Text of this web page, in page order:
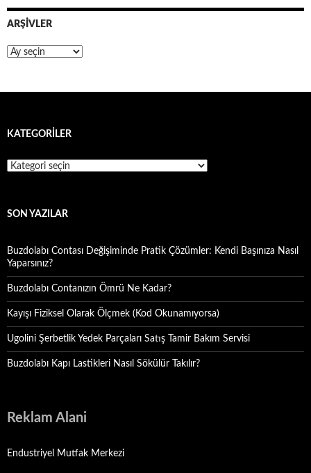
ARŞIVLER
Arşivler
KATEGORILER
Kategoriler
SON YAZILAR
Buzdolabı Contası Değişiminde Pratik Çözümler: Kendi Başınıza Nasıl
Yaparsınız?
Buzdolabı Contanızın Ömrü Ne Kadar?
Kayışı Fiziksel Olarak Ölçmek (Kod Okunamıyorsa)
Ugolini Şerbetlik Yedek Parçaları Satış Tamir Bakım Servisi
Buzdolabı Kapı Lastikleri Nasıl Sökülür Takılır?
Reklam Alani
Endustriyel Mutfak Merkezi